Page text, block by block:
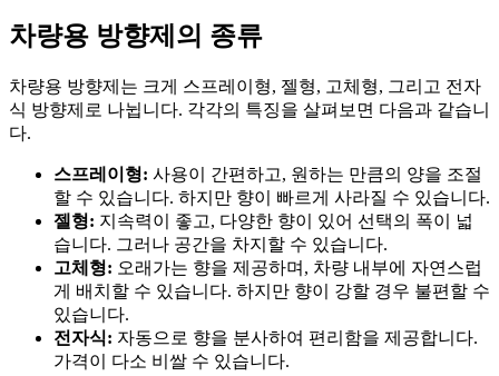
차량용 방향제의 종류
차량용 방향제는 크게 스프레이형, 젤형, 고체형, 그리고 전자
식 방향제로 나뉩니다. 각각의 특징을 살펴보면 다음과 같습니
다.
스프레이형: 사용이 간편하고, 원하는 만큼의 양을 조절
할 수 있습니다. 하지만 향이 빠르게 사라질 수 있습니다.
젤형: 지속력이 좋고, 다양한 향이 있어 선택의 폭이 넓
습니다. 그러나 공간을 차지할 수 있습니다.
고체형: 오래가는 향을 제공하며, 차량 내부에 자연스럽
게 배치할 수 있습니다. 하지만 향이 강할 경우 불편할 수
있습니다.
전자식: 자동으로 향을 분사하여 편리함을 제공합니다.
가격이 다소 비쌀 수 있습니다.